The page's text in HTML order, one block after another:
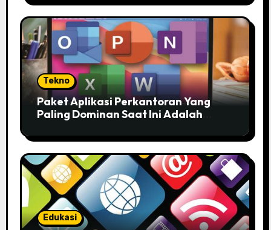
Tekno
Paket Aplikasi Perkantoran Yang
Paling Dominan Saat Ini Adalah
Anda!
Edukasi